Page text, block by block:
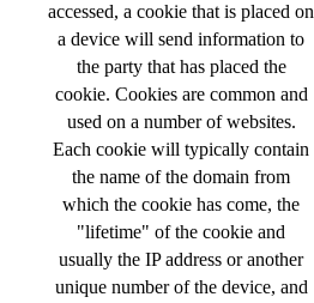
accessed, a cookie that is placed on
a device will send information to
the party that has placed the
cookie. Cookies are common and
used on a number of websites.
Each cookie will typically contain
the name of the domain from
which the cookie has come, the
"lifetime" of the cookie and
usually the IP address or another
unique number of the device, and